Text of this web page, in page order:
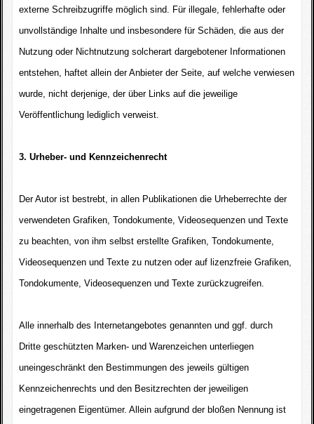
externe Schreibzugriffe möglich sind. Für illegale, fehlerhafte oder
unvollständige Inhalte und insbesondere für Schäden, die aus der
Nutzung oder Nichtnutzung solcherart dargebotener Informationen
entstehen, haftet allein der Anbieter der Seite, auf welche verwiesen
wurde, nicht derjenige, der über Links auf die jeweilige
Veröffentlichung lediglich verweist.
3. Urheber- und Kennzeichenrecht
Der Autor ist bestrebt, in allen Publikationen die Urheberrechte der
verwendeten Grafiken, Tondokumente, Videosequenzen und Texte
zu beachten, von ihm selbst erstellte Grafiken, Tondokumente,
Videosequenzen und Texte zu nutzen oder auf lizenzfreie Grafiken,
Tondokumente, Videosequenzen und Texte zurückzugreifen.
Alle innerhalb des Internetangebotes genannten und ggf. durch
Dritte geschützten Marken- und Warenzeichen unterliegen
uneingeschränkt den Bestimmungen des jeweils gültigen
Kennzeichenrechts und den Besitzrechten der jeweiligen
eingetragenen Eigentümer. Allein aufgrund der bloßen Nennung ist